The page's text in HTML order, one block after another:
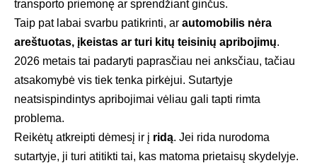
transporto priemonę ar sprendžiant ginčus.
Taip pat labai svarbu patikrinti, ar automobilis nėra
areštuotas, įkeistas ar turi kitų teisinių apribojimų.
2026 metais tai padaryti paprasčiau nei anksčiau, tačiau
atsakomybė vis tiek tenka pirkėjui. Sutartyje
neatsispindintys apribojimai vėliau gali tapti rimta
problema.
Reikėtų atkreipti dėmesį ir į ridą. Jei rida nurodoma
sutartyje, ji turi atitikti tai, kas matoma prietaisų skydelyje.